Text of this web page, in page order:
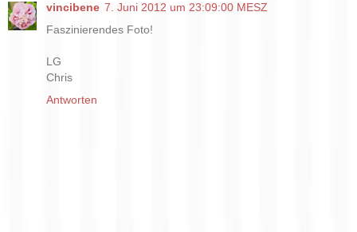
vincibene 7. Juni 2012 um 23:09:00 MESZ
Faszinierendes Foto!
LG
Chris
Antworten